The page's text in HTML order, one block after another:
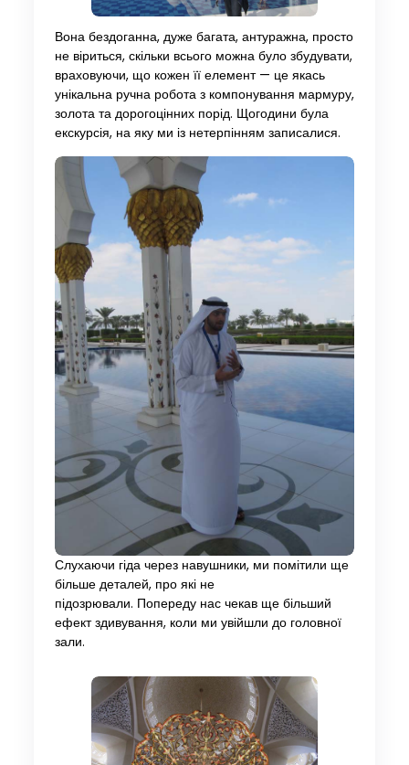
Вона бездоганна, дуже багата, антуражна, просто
не віриться, скільки всього можна було збудувати,
враховуючи, що кожен її елемент — це якась
унікальна ручна робота з компонування мармуру,
золота та дорогоцінних порід. Щогодини була
екскурсія, на яку ми із нетерпінням записалися.
Слухаючи гіда через навушники, ми помітили ще
більше деталей, про які не
підозрювали. Попереду нас чекав ще більший
ефект здивування, коли ми увійшли до головної
зали.